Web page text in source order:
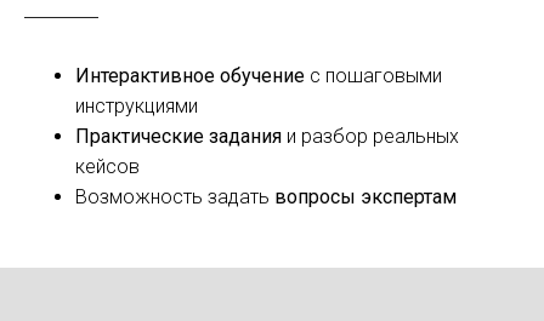
Интерактивное обучениес пошаговыми
инструкциями
Практические заданияи разбор реальных
кейсов
Возможность задать вопросы экспертам